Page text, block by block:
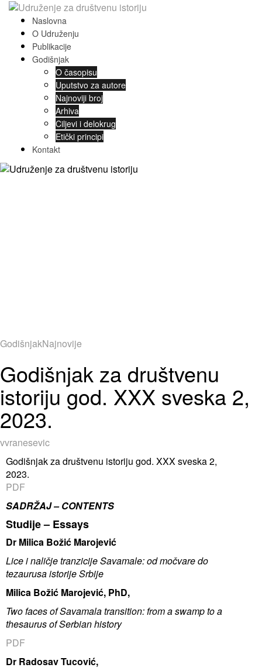
Naslovna
O Udruženju
Publikacije
Godišnjak
O časopisu
Uputstvo za autore
Najnoviji broj
Arhiva
Ciljevi i delokrug
Etički principi
Kontakt
GodišnjakNajnovije
Godišnjak za društvenu
istoriju god. XXX sveska 2,
2023.
vvranesevic
Godišnjak za društvenu istoriju god. XXX sveska 2,
2023.
PDF
SADRŽAJ – CONTENTS
Studije – Essays
Dr Milica Božić Marojević
Lice i naličje tranzicije Savamale: od močvare do
tezaurusaistorije Srbije
Milica Božić Marojević, PhD,
Two faces of Savamala transition: from a swamp to a
thesaurus of Serbian history
PDF
Dr Radosav Tucović,